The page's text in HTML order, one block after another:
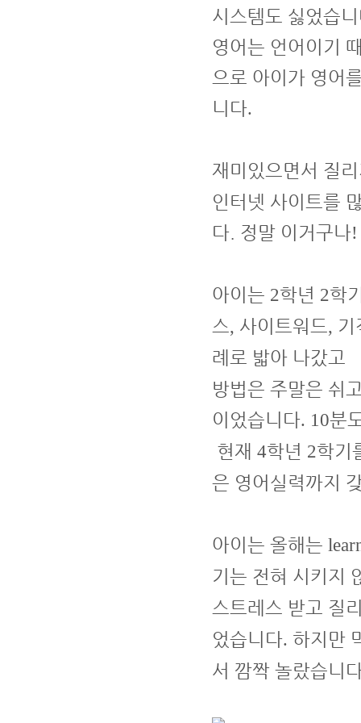
시스템도 싫었습
영어는 언어이기
으로 아이가 영어
니다.
재미있으면서 질
인터넷 사이트를
다. 정말 이거구나
아이는 2학년 2학
스, 사이트워드 ,
례로 밟아 나갔고
방법은 주말은 쉬
이었습니다. 10분
현재 4학년 2학기
은 영어실력까지
아이는 올해는
기는 전혀 시키지
스트레스 받고 질
었습니다. 하지만
서 깜짝 놀랐습니